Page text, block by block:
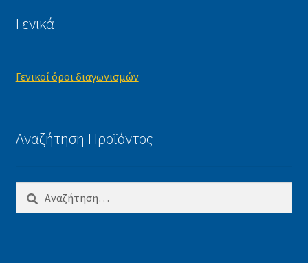
Γενικά
Γενικοί όροι διαγωνισμών
Αναζήτηση Προϊόντος
Αναζήτηση